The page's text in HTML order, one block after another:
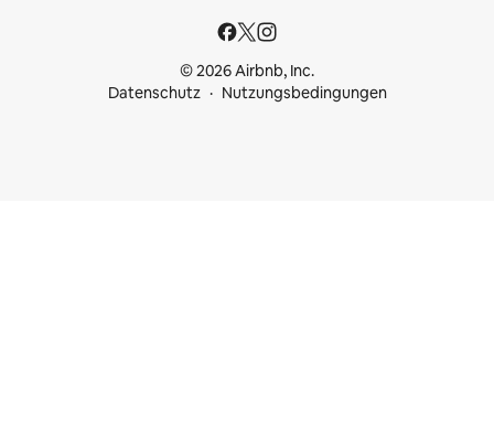
© 2026 Airbnb, Inc.
Datenschutz
Nutzungsbedingungen